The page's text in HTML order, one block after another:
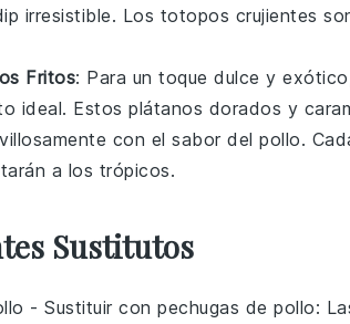
irresistible. Los totopos crujientes
Fritos: Para un toque dulce y
ideal. Estos plátanos dorados y
con el sabor del pollo.
a los trópicos.
Sustitutos
- Sustituir con pechugas de pollo: